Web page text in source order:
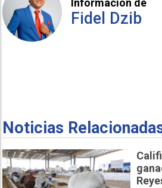
Información de
Fidel Dzib
Noticias